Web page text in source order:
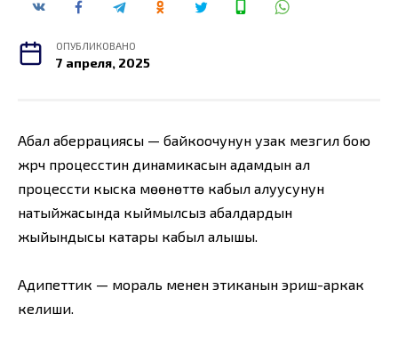
ОПУБЛИКОВАНО
7 апреля, 2025
Абал аберрациясы — байкоочунун узак мезгил бою
жүрүүчү процесстин динамикасын адамдын ал
процессти кыска мөөнөттө кабыл алуусунун
натыйжасында кыймылсыз абалдардын
жыйындысы катары кабыл алышы.
Адипеттик — мораль менен этиканын эриш-аркак
келиши.